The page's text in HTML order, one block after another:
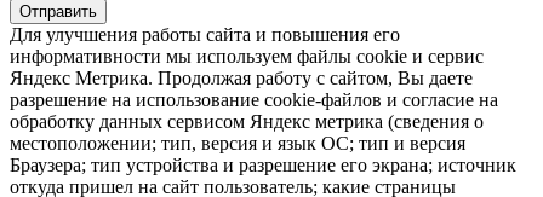
Отправить
Для улучшения работы сайта и повышения его
информативности мы используем файлы cookie и сервис
Яндекс Метрика. Продолжая работу с сайтом, Вы даете
разрешение на использование cookie-файлов и согласие на
обработку данных сервисом Яндекс метрика (сведения о
местоположении; тип, версия и язык ОС; тип и версия
Браузера; тип устройства и разрешение его экрана; источник
откуда пришел на сайт пользователь; какие страницы